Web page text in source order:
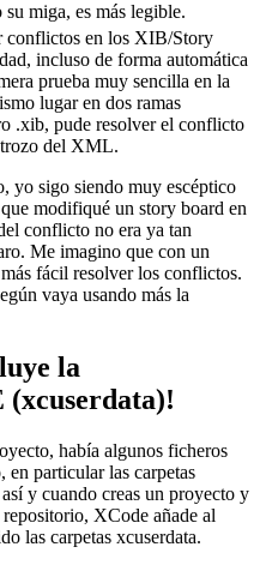
miga, es más legible.
conflictos en los XIB/Story
incluso de forma automática
prueba muy sencilla en la
lugar en dos ramas
.xib, pude resolver el conflicto
del XML.
yo sigo siendo muy escéptico
modifiqué un story board en
conflicto no era ya tan
Me imagino que con un
fácil resolver los conflictos.
vaya usando más la
la
había algunos ficheros
particular las carpetas
y cuando creas un proyecto y
XCode añade al
las carpetas xcuserdata.